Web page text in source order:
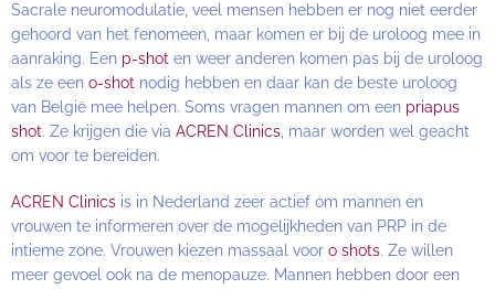
Sacrale neuromodulatie, veel mensen hebben er nog niet eerder
gehoord van het fenomeen, maar komen er bij de uroloog mee in
aanraking. Een p-shot en weer anderen komen pas bij de uroloog
als ze een o-shot nodig hebben en daar kan de beste uroloog
van België mee helpen. Soms vragen mannen om een priapus
shot. Ze krijgen die via ACREN Clinics , maar worden wel geacht
om voor te bereiden.
ACREN Clinics is in Nederland zeer actief om mannen en
vrouwen te informeren over de mogelijkheden van PRP in de
intieme zone. Vrouwen kiezen massaal voor o shots. Ze willen
meer gevoel ook na de menopauze. Mannen hebben door een